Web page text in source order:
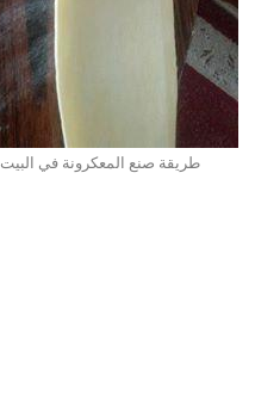
طريقة صنع المعكرونة في البيت